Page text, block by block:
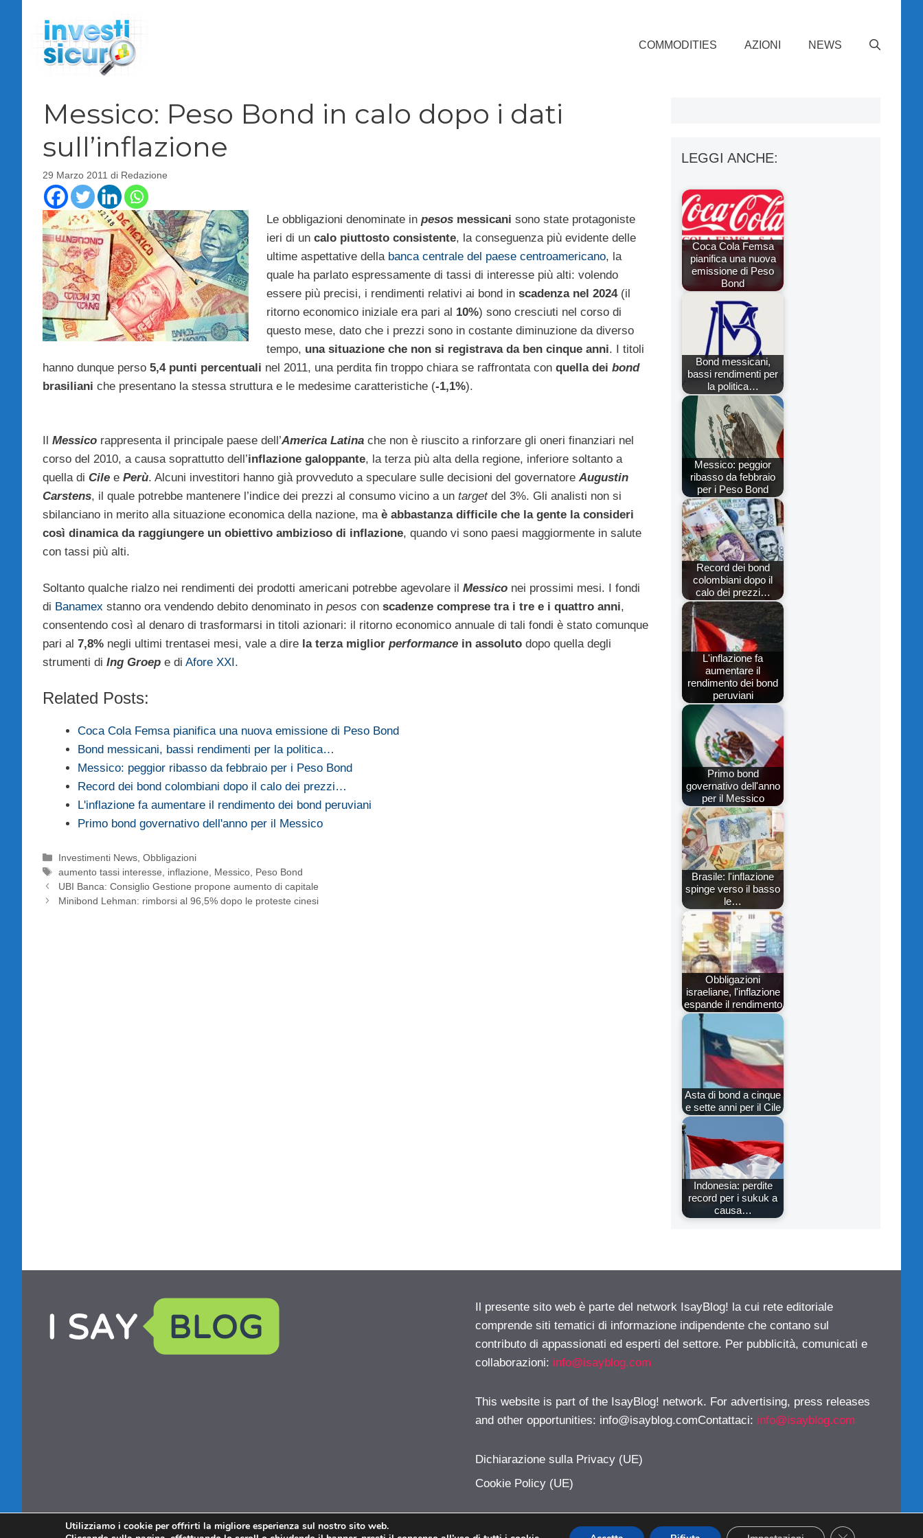
contenuto
COMMODITIES AZIONI NEWS
Messico: Peso Bond in calo dopo i dati
sull’inflazione
29 Marzo 2011 di Redazione
Le obbligazioni denominate in pesosmessicani sono state protagoniste
ieri di un calo piuttosto consistente, la conseguenza più evidente delle
ultime aspettative della banca centrale del paese centroamericano, la
quale ha parlato espressamente di tassi di interesse più alti: volendo
essere più precisi, i rendimenti relativi ai bond in scadenza nel 2024(il
ritorno economico iniziale era pari al 10%) sono cresciuti nel corso di
questo mese, dato che i prezzi sono in costante diminuzione da diverso
tempo, una situazione che non si registrava da ben cinque anni. I titoli
hanno dunque perso 5,4 punti percentuali nel 2011, una perdita fin troppo chiara se raffrontata con quella dei bond
brasiliani che presentano la stessa struttura e le medesime caratteristiche (-1,1%).
Messico rappresenta il principale paese dell’America Latina che non è riuscito a rinforzare gli oneri finanziari nel
corso del 2010, a causa soprattutto dell’inflazione galoppante, la terza più alta della regione, inferiore soltanto a
quella di Cile e Perù. Alcuni investitori hanno già provveduto a speculare sulle decisioni del governatore Augustin
Carstens, il quale potrebbe mantenere l’indice dei prezzi al consumo vicino a un targetdel 3%. Gli analisti non si
sbilanciano in merito alla situazione economica della nazione, ma è abbastanza difficile che la gente la consideri
così dinamica da raggiungere un obiettivo ambizioso di inflazione, quando vi sono paesi maggiormente in salute
con tassi più alti.
Soltanto qualche rialzo nei rendimenti dei prodotti americani potrebbe agevolare il Messico nei prossimi mesi. I fondi
di Banamex stanno ora vendendo debito denominato in pesos con scadenze comprese tra i tre e i quattro anni,
consentendo così al denaro di trasformarsi in titoli azionari: il ritorno economico annuale di tali fondi è stato comunque
pari al 7,8% negli ultimi trentasei mesi, vale a dire la terza miglior performance in assoluto dopo quella degli
strumenti di Ing Groep e di Afore XXI.
Related Posts:
Coca Cola Femsa pianifica una nuova emissione di Peso Bond
Bond messicani, bassi rendimenti per la politica…
Messico: peggior ribasso da febbraio per i Peso Bond
Record dei bond colombiani dopo il calo dei prezzi…
L'inflazione fa aumentare il rendimento dei bond peruviani
Primo bond governativo dell'anno per il Messico
Categorie
Investimenti News ,Obbligazioni
Tag
aumento tassi interesse inflazione Messico Peso Bond
UBI Banca: Consiglio Gestione propone aumento di capitale
Minibond Lehman: rimborsi al 96,5% dopo le proteste cinesi
LEGGI ANCHE:
Coca Cola Femsa
pianifica una nuova
emissione di Peso
Bond
Bond messicani,
bassi rendimenti per
la politica…
Messico: peggior
ribasso da febbraio
per i Peso Bond
Record dei bond
colombiani dopo il
calo dei prezzi…
L'inflazione fa
aumentare il
rendimento dei bond
peruviani
Primo bond
governativo dell'anno
per il Messico
Brasile: l'inflazione
spinge verso il basso
le…
Obbligazioni
israeliane, l'inflazione
espande il rendimento
Asta di bond a cinque
e sette anni per il Cile
Indonesia: perdite
record per i sukuk a
causa…
Il presente sito web è parte del network IsayBlog! la cui rete editoriale
comprende siti tematici di informazione indipendente che contano sul
contributo di appassionati ed esperti del settore. Per pubblicità, comunicati e
collaborazioni: info@isayblog.com
This website is part of the IsayBlog! network. For advertising, press releases
and other opportunities: info@isayblog.comContattaci: info@isayblog.com
Dichiarazione sulla Privacy (UE)
Cookie Policy (UE)
Utilizziamo i cookie per offrirti la migliore esperienza sul nostro sito web.
CLOSE GDPR